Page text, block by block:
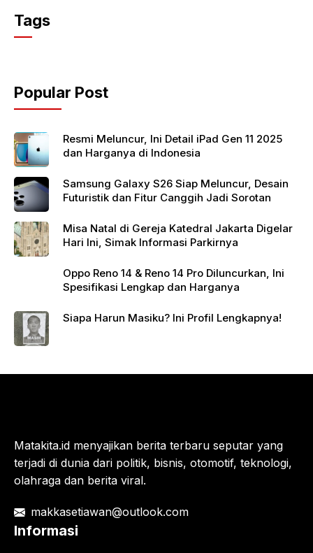
c
e
o
o
k
p
p
Tags
Popular Post
Resmi Meluncur, Ini Detail iPad Gen 11 2025
dan Harganya di Indonesia
Samsung Galaxy S26 Siap Meluncur, Desain
Futuristik dan Fitur Canggih Jadi Sorotan
Misa Natal di Gereja Katedral Jakarta Digelar
Hari Ini, Simak Informasi Parkirnya
Oppo Reno 14 & Reno 14 Pro Diluncurkan, Ini
Spesifikasi Lengkap dan Harganya
Siapa Harun Masiku? Ini Profil Lengkapnya!
Matakita.id menyajikan berita terbaru seputar yang
terjadi di dunia dari politik, bisnis, otomotif, teknologi,
olahraga dan berita viral.
makkasetiawan@outlook.com
Informasi